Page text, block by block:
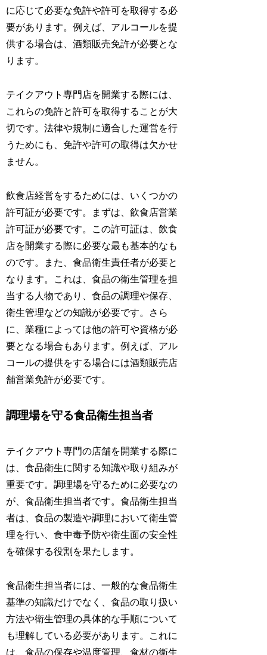
に応じて必要な免許や許可を取得する必
要があります。例えば、アルコールを提
供する場合は、酒類販売免許が必要とな
ります。
テイクアウト専門店を開業する際には、
これらの免許と許可を取得することが大
切です。法律や規制に適合した運営を行
うためにも、免許や許可の取得は欠かせ
ません。
飲食店経営をするためには、いくつかの
許可証が必要です。まずは、飲食店営業
許可証が必要です。この許可証は、飲食
店を開業する際に必要な最も基本的なも
のです。また、食品衛生責任者が必要と
なります。これは、食品の衛生管理を担
当する人物であり、食品の調理や保存、
衛生管理などの知識が必要です。さら
に、業種によっては他の許可や資格が必
要となる場合もあります。例えば、アル
コールの提供をする場合には酒類販売店
舗営業免許が必要です。
調理場を守る食品衛生担当者
テイクアウト専門の店舗を開業する際に
は、食品衛生に関する知識や取り組みが
重要です。調理場を守るために必要なの
が、食品衛生担当者です。食品衛生担当
者は、食品の製造や調理において衛生管
理を行い、食中毒予防や衛生面の安全性
を確保する役割を果たします。
食品衛生担当者には、一般的な食品衛生
基準の知識だけでなく、食品の取り扱い
方法や衛生管理の具体的な手順について
も理解している必要があります。これに
は、食品の保存や温度管理、食材の衛生